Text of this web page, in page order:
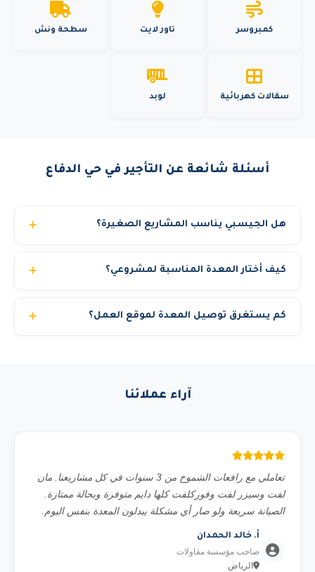
كمبروسر تاور لايت سطحة ونش
سقالات كهربائية لوبد
أسئلة شائعة عن التأجير في حي الدفاع
هل الجيسبي يناسب المشاريع الصغيرة؟
بين معدتين في واحدة مما يوفر التكلفة. مناسب لبناء الفلل
الحدائق والطرق الداخلية.
كيف أختار المعدة المناسبة لمشروعي؟
نوع العمل المطلوب، الارتفاع أو الحمولة، الموقع (داخلي أو
كم يستغرق توصيل المعدة لموقع العمل؟
التوصيل في الموعد المحدد بالضبط.
آراء عملائنا
تعاملي مع رافعات الشموخ من 3 سنوات في كل مشاريعنا. مان
لفت وسيزر لفت وفوركلفت كلها دايم متوفرة وبحالة ممتازة.
الصيانة سريعة ولو صار أي مشكلة يبدلون المعدة بنفس اليوم.
أ. خالد الحمدان
صاحب مؤسسة مقاولات
الرياض